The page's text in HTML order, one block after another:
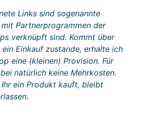
Links sind sogenannte
Partnerprogrammen der
verknüpft sind. Kommt über
Einkauf zustande, erhalte ich
eine (kleinen) Provision. Für
natürlich keine Mehrkosten.
ein Produkt kauft, bleibt